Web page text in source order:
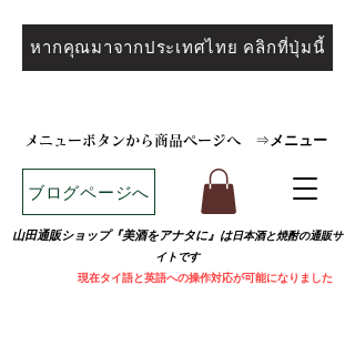
หากคุณมาจากประเทศไทย คลิกที่ปุ่มนี้
メニューボタンから商品ページへ ⇒ メニュー
ブログページへ
山田通販ショップ『美酒をアナタに』は日本酒と焼酎の通販サ
イトです
現在タイ語と英語への操作対応が可能になりました